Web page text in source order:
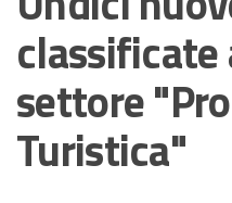
classificate
settore
Turistica"